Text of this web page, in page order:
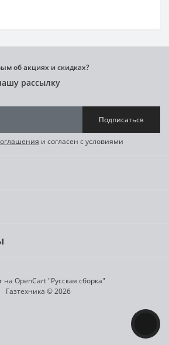
об акциях и скидках?
рассылку
Подписаться
и согласен с условиями
на OpenCart "Русская сборка"
Газтехника © 2026